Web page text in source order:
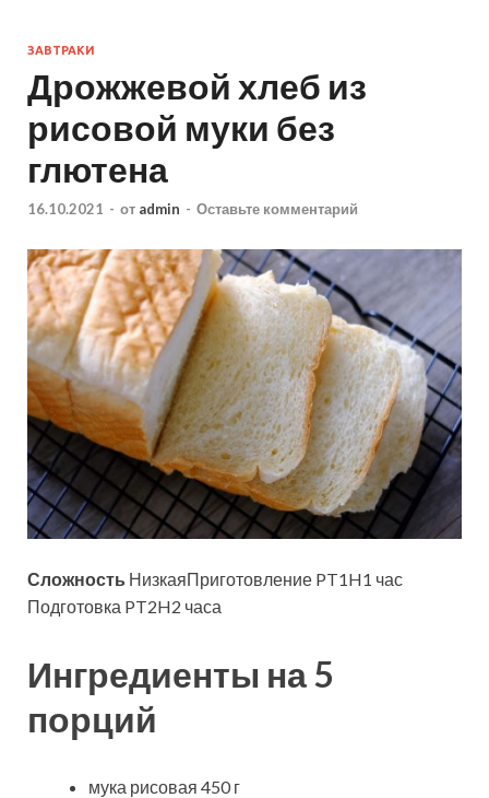
ЗАВТРАКИ
Дрожжевой хлеб из
рисовой муки без
глютена
16.10.2021 - от admin - Оставьте комментарий
Сложность НизкаяПриготовление PT1H1 час
Подготовка PT2H2 часа
Ингредиенты на 5
порций
мука рисовая 450 г